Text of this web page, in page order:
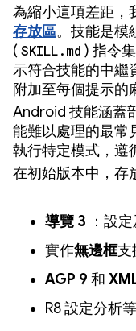
為縮小這項差距，
存放區。技能是模
( SKILL.md ) 指令
示符合技能的中繼
附加至每個提示的
Android 技能涵蓋
能難以處理的最常
執行特定模式，遵
在初始版本中，存
導覽 3 ：設
實作無邊框支
AGP 9 和
R8 設定分析